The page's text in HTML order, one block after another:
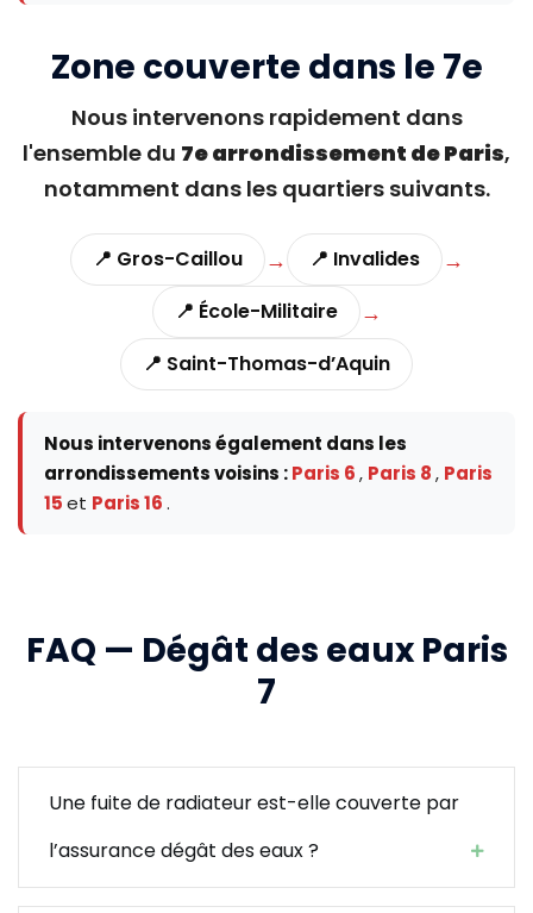
Zone couverte dans le 7e
Nous intervenons rapidement dans
l'ensemble du 7e arrondissement de Paris,
notamment dans les quartiers suivants.
📍 Gros-Caillou → 📍 Invalides →
📍 École-Militaire →
📍 Saint-Thomas-d’Aquin
Nous intervenons également dans les
arrondissements voisins :Paris 6, Paris 8, Paris
15et Paris 16.
FAQ — Dégât des eaux Paris
7
Une fuite de radiateur est-elle couverte par
l’assurance dégât des eaux ?